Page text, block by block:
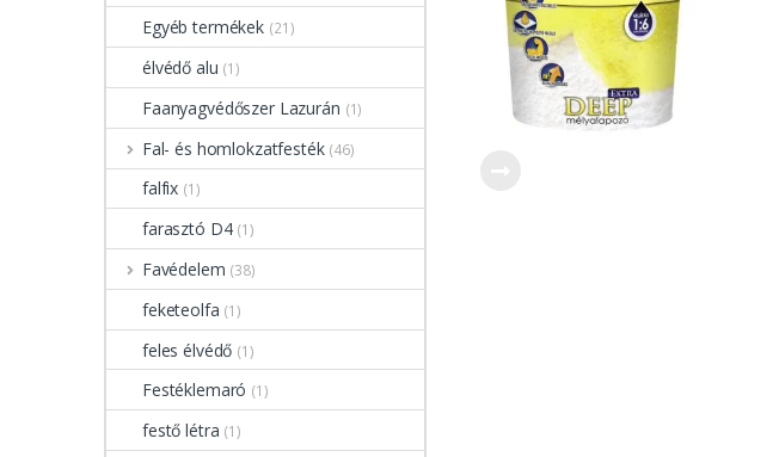
Egyéb termékek (21)
élvédő alu (1)
Faanyagvédőszer Lazurán (1)
Fal- és homlokzatfesték (46)
falfix (1)
farasztó D4 (1)
Favédelem (38)
feketeolfa (1)
feles élvédő (1)
Festéklemaró (1)
festő létra (1)